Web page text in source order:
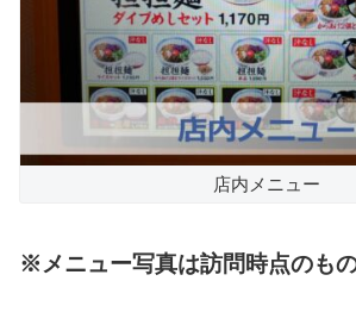
店内メニュー
※メニュー写真は訪問時点のもの